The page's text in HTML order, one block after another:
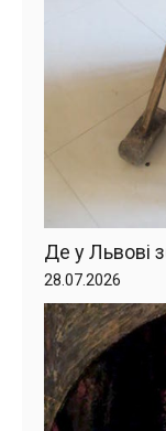
Де у Львові
28.07.2026